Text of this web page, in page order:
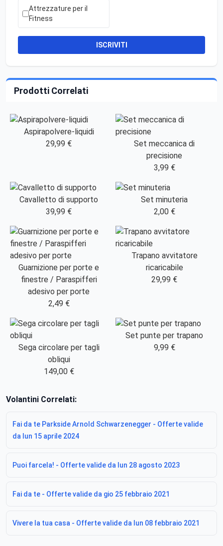
Attrezzature per il
Fitness
ISCRIVITI
Prodotti Correlati
Aspirapolvere-liquidi
29,99 €
Set meccanica di
precisione
3,99 €
Cavalletto di supporto
39,99 €
Set minuteria
2,00 €
Guarnizione per porte e
finestre / Paraspifferi
adesivo per porte
2,49 €
Trapano avvitatore
ricaricabile
29,99 €
Sega circolare per tagli
obliqui
149,00 €
Set punte per trapano
9,99 €
Volantini Correlati:
Fai da te Parkside Arnold Schwarzenegger - Offerte valide
da lun 15 aprile 2024
Puoi farcela! - Offerte valide da lun 28 agosto 2023
Fai da te - Offerte valide da gio 25 febbraio 2021
Vivere la tua casa - Offerte valide da lun 08 febbraio 2021